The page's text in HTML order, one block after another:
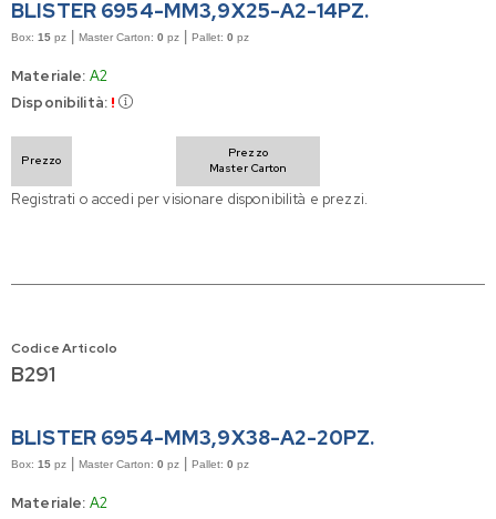
BLISTER 6954-MM3,9X25-A2-14PZ.
Box: 15 pz | Master Carton: 0 pz | Pallet: 0 pz
Materiale: A2
Disponibilità: !
Prezzo
Prezzo
Master Carton
Registrati o accedi per visionare disponibilità e prezzi.
Codice Articolo
B291
BLISTER 6954-MM3,9X38-A2-20PZ.
Box: 15 pz Master Carton: 0 pz Pallet: 0 pz
Materiale: A2